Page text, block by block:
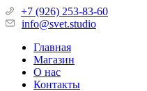
+7 (926) 253-83-60
info@svet.studio
Главная
Магазин
О нас
Контакты